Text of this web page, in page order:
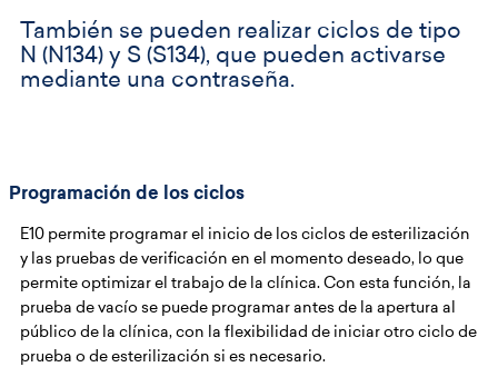
También se pueden realizar ciclos de tipo
N (N134) y S (S134), que pueden activarse
mediante una contraseña.
Programación de los ciclos
E10 permite programar el inicio de los ciclos de esterilización
y las pruebas de verificación en el momento deseado, lo que
permite optimizar el trabajo de la clínica. Con esta función, la
prueba de vacío se puede programar antes de la apertura al
público de la clínica, con la flexibilidad de iniciar otro ciclo de
prueba o de esterilización si es necesario.